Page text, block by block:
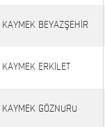
KAYMEK BEYAZŞEHİR
KAYMEK ERKİLET
KAYMEK GÖZNURU